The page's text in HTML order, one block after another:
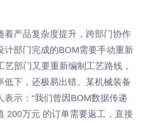
着产品复杂度提升，跨部门协作
计部门完成的BOM需要手动重新
艺部门又要重新编制工艺路线，
低下，还极易出错。某机械装备
表示：“我们曾因BOM数据传递
200万元 的订单需要返工，直接